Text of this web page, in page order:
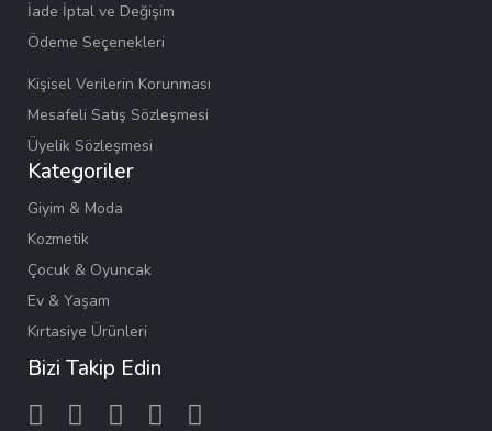
İade İptal ve Değişim
Ödeme Seçenekleri
Kişisel Verilerin Korunması
Mesafeli Satış Sözleşmesi
Üyelik Sözleşmesi
Kategoriler
Giyim & Moda
Kozmetik
Çocuk & Oyuncak
Ev & Yaşam
Kırtasiye Ürünleri
Bizi Takip Edin